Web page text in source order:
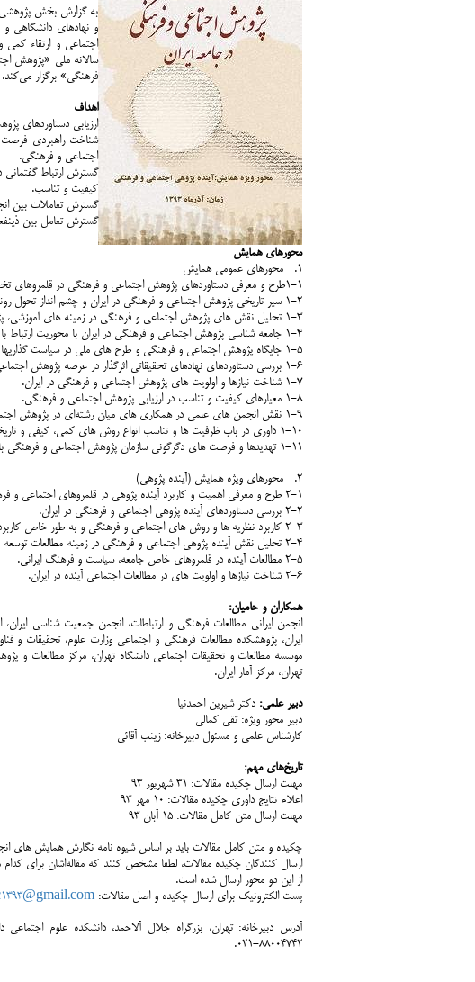
به گزارش بخش پژوهشی
و نهادهای دانشگاهی
سالانه ملی «پژوهش
فرهنگی» برگزار می‌کند.
اهداف
ارزیابی دستاوردهای
شناخت راهبردی
اجتماعی و فرهنگی.
گسترش ارتباط
کیفیت و تناسب.
گسترش تعاملات بین
گسترش تعامل بین
محورهای همایش
1. محورهای عمومی همایش
1-1طرح و معرفی دستاوردهای پژوهش اجتماعی و فرهنگی در قلمروهای تخصصی و در زمینه های حرفه­ای، سیاستی، انتقادی و مردم­مدار.
1-2 سیر تاریخی پژوهش اجتماعی و فرهنگی در ایران و چشم انداز تحول روندها در آینده.
1-3 تحلیل نقش های پژوهش اجتماعی و فرهنگی در زمینه های آموزشی، پژوهشی، خدمات و مشاوره.
1-4 جامعه شناسی پژوهش اجتماعی و فرهنگی در ایران با محوریت ارتباط با محیط اقتصادی، سیاسی، اجتماعی و فرهنگی.
1-5 جایگاه پژوهش اجتماعی و فرهنگی و طرح های ملی در سیاست گذاری­ها و برنامه ­ریزی های توسعه اجتماعی-اقتصادی
1-6 بررسی دستاوردهای نهادهای تحقیقاتی اثرگذار در عرصه پژوهش اجتماعی و فرهنگی.
1-7 شناخت نیازها و اولویت های پژوهش اجتماعی و فرهنگی در ایران.
1-8 معیارهای کیفیت و تناسب در ارزیابی پژوهش اجتماعی و فرهنگی.
1-9 نقش انجمن های علمی در همکاری های میان رشته­‌ای در پژوهش اجتماعی و فرهنگی.
1-10 داوری در باب ظرفیت ها و تناسب انواع روش های کمی، کیفی و تاریخی در پژوهش اجتماعی و فرهنگی ایران.
1-11 تهدیدها و فرصت های دگرگونی سازمان پژوهش اجتماعی و فرهنگی با تاکید بر نقش بخش خصوصی، دولتی و جامعه مدنی.
2. محورهای ویژه همایش (آینده پژوهی)
2-1 طرح و معرفی اهمیت و کاربرد آینده پژوهی در قلمروهای اجتماعی و فرهنگی.
2-2 بررسی دستاوردهای آینده پژوهی اجتماعی و فرهنگی در ایران.
2-3 کاربرد نظریه ها و روش های اجتماعی و فرهنگی و به طور خاص کاربرد نظریه ها و روش های جامعه شناختی در مطالعات آینده پژوهی.
2-4 تحلیل نقش آینده پژوهی اجتماعی و فرهنگی در زمینه مطالعات توسعه وسیاست عمومی.
2-5 مطالعات آینده در قلمروهای خاص جامعه، سیاست و فرهنگ ایرانی.
2-6 شناخت نیازها و اولویت های در مطالعات اجتماعی آینده در ایران.
همکاران و حامیان:
انجمن ایرانی مطالعات فرهنگی و ارتباطات، انجمن جمعیت شناسی
ایران، پژوهشکده مطالعات فرهنگی و اجتماعی وزارت علوم، تحقیقات و
موسسه مطالعات و تحقیقات اجتماعی دانشگاه تهران، مرکز مطالعات و
تهران، مرکز آمار ایران.
دبیر علمی: دکتر شیرین احمدنیا
دبیر محور ویژه: تقی کمالی
کارشناس علمی و مسئول دبیرخانه: زینب آقائی
تاریخ‌های مهم:
مهلت ارسال چکیده مقالات: 31 شهریور 93
اعلام نتایج داوری چکیده مقالات: 10 مهر 93
مهلت ارسال متن کامل مقالات: 15 آبان 93
چکیده و متن کامل مقالات باید بر اساس شیوه نامه نگارش همایش های
ارسال کنندگان چکیده مقالات، لطفا مشخص کنند که مقاله‌اشان برای
از این دو محور ارسال شده است.
پست الکترونیک برای ارسال چکیده و اصل مقالات:
آدرس دبیرخانه: تهران، بزرگراه جلال آل­احمد، دانشکده علوم
88004742-021.